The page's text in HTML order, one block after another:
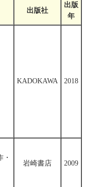
出版社
出版
年
KADOKAWA 2018
・
岩崎書店 2009